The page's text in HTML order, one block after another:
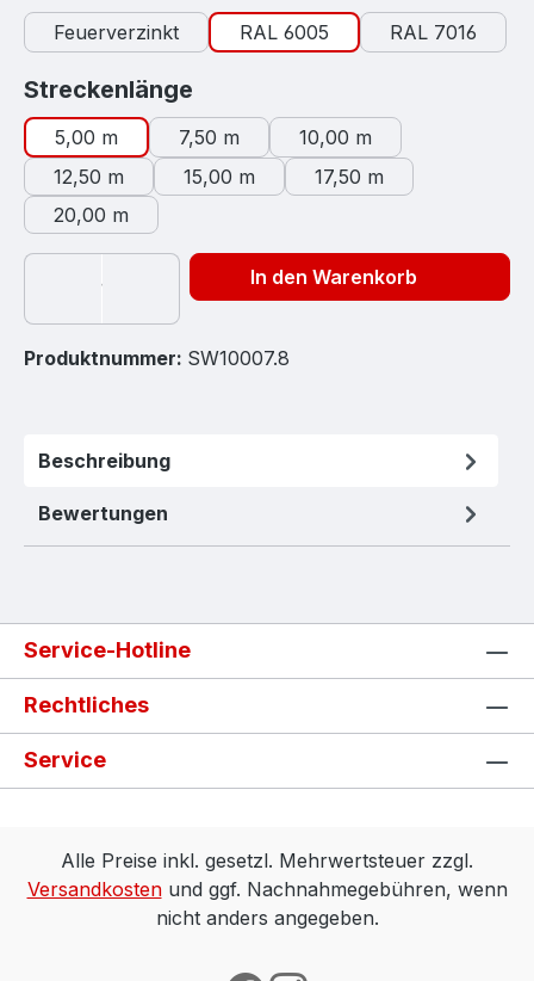
Feuerverzinkt RAL 6005 RAL 7016
Streckenlänge
5,00 m 7,50 m
10,00 m
12,50 m
15,00 m
17,50 m
20,00 m
In den Warenkorb
Produktnummer: SW10007.8
Beschreibung
Bewertungen
Service-Hotline
Rechtliches
Service
Alle Preise inkl. gesetzl. Mehrwertsteuer zzgl.
Versandkostenund ggf. Nachnahmegebühren, wenn
nicht anders angegeben.